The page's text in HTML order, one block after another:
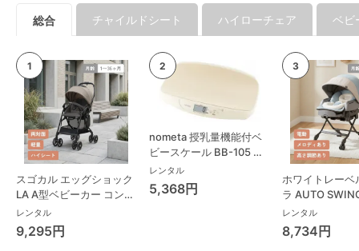
総合 チャイルドシート ハイローチェア ベビ
スゴカル エッグショック
LA A型ベビーカー コンビ
(Combi)
レンタル
9,295円
nometa 授乳量機能付ベ
ビースケール BB-105 タ
ニタ(TANITA) ベビースケ
ール・体重計
レンタル
5,368円
ホワイトレーベ
ラ AUTO
Long スリープ
コンビ(Combi)
チェア・ベビー
レンタル
8,734円